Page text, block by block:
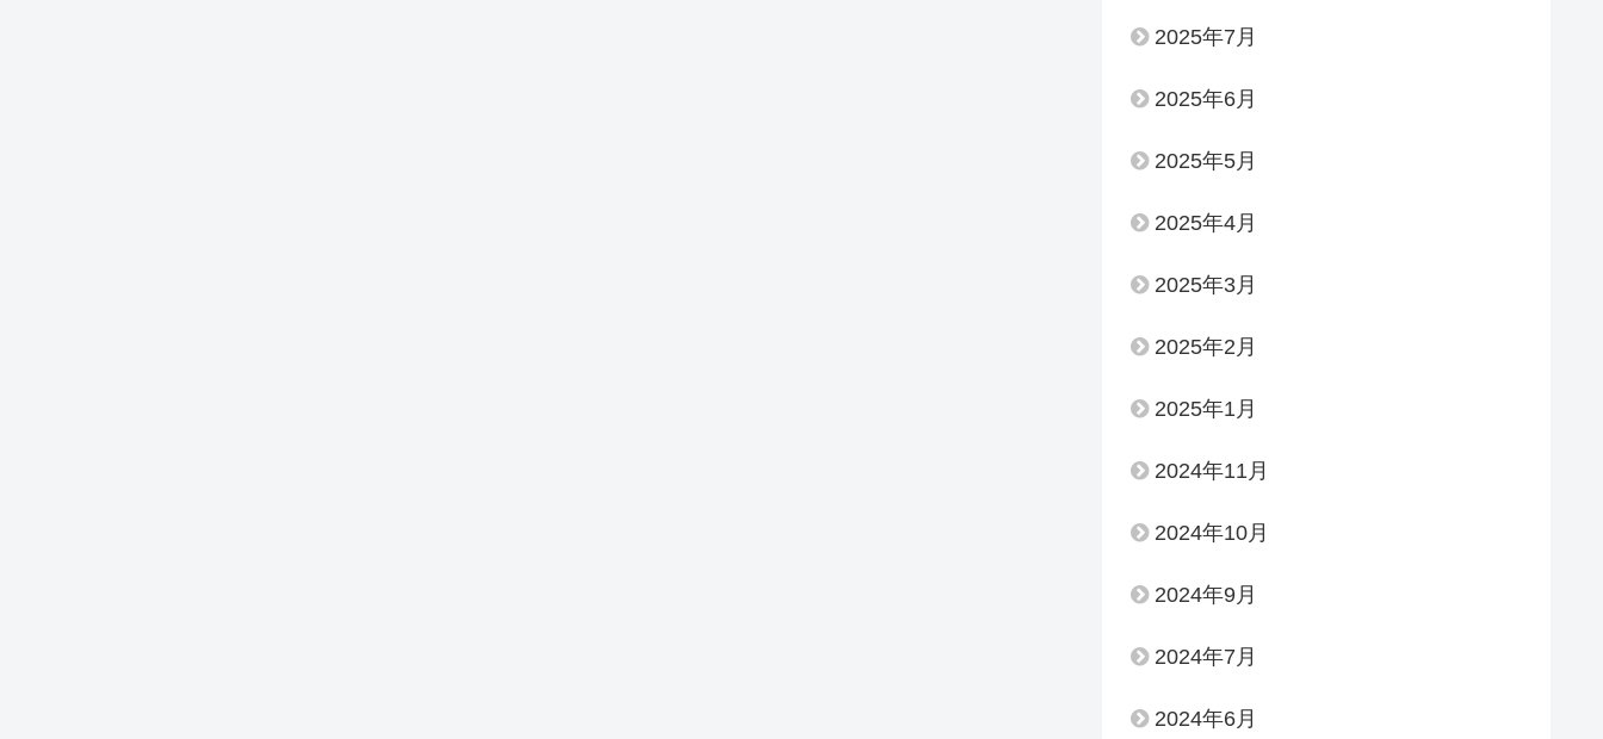
2025年7月
2025年6月
2025年5月
2025年4月
2025年3月
2025年2月
2025年1月
2024年11月
2024年10月
2024年9月
2024年7月
2024年6月